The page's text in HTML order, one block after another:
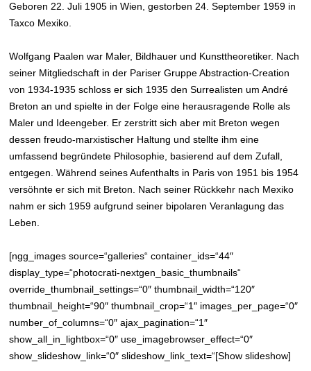
Geboren 22. Juli 1905 in Wien, gestorben 24. September 1959 in
Taxco Mexiko.
Wolfgang Paalen war Maler, Bildhauer und Kunsttheoretiker. Nach
seiner Mitgliedschaft in der Pariser Gruppe Abstraction-Creation
von 1934-1935 schloss er sich 1935 den Surrealisten um André
Breton an und spielte in der Folge eine herausragende Rolle als
Maler und Ideengeber. Er zerstritt sich aber mit Breton wegen
dessen freudo-marxistischer Haltung und stellte ihm eine
umfassend begründete Philosophie, basierend auf dem Zufall,
entgegen. Während seines Aufenthalts in Paris von 1951 bis 1954
versöhnte er sich mit Breton. Nach seiner Rückkehr nach Mexiko
nahm er sich 1959 aufgrund seiner bipolaren Veranlagung das
Leben.
[ngg_images source=“galleries“ container_ids=“44″
display_type=“photocrati-nextgen_basic_thumbnails“
override_thumbnail_settings=“0″ thumbnail_width=“120″
thumbnail_height=“90″ thumbnail_crop=“1″ images_per_page=“0″
number_of_columns=“0″ ajax_pagination=“1″
show_all_in_lightbox=“0″ use_imagebrowser_effect=“0″
show_slideshow_link=“0″ slideshow_link_text=“[Show slideshow]